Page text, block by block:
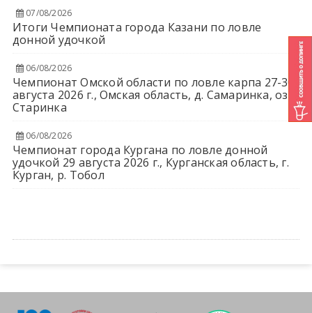
07/08/2026
Итоги Чемпионата города Казани по ловле
донной удочкой
06/08/2026
Чемпионат Омской области по ловле карпа 27-30
августа 2026 г., Омская область, д. Самаринка, оз.
Старинка
06/08/2026
Чемпионат города Кургана по ловле донной
удочкой 29 августа 2026 г., Курганская область, г.
Курган, р. Тобол